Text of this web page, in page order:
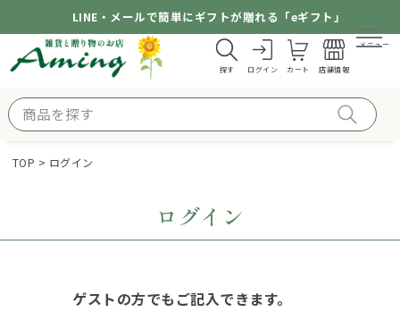
LINE・メールで簡単にギフトが贈れる「eギフト」
探す ログイン カート 店舗情報
メニュー
TOP ログイン
ログイン
ゲストの方でもご記入できます。